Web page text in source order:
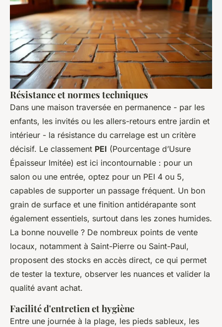
Résistance et normes techniques
Dans une maison traversée en permanence - par les
enfants, les invités ou les allers-retours entre jardin et
intérieur - la résistance du carrelage est un critère
décisif. Le classement PEI (Pourcentage d’Usure
Épaisseur Imitée) est ici incontournable : pour un
salon ou une entrée, optez pour un PEI 4 ou 5,
capables de supporter un passage fréquent. Un bon
grain de surface et une finition antidérapante sont
également essentiels, surtout dans les zones humides.
La bonne nouvelle ? De nombreux points de vente
locaux, notamment à Saint-Pierre ou Saint-Paul,
proposent des stocks en accès direct, ce qui permet
de tester la texture, observer les nuances et valider la
qualité avant achat.
Facilité d'entretien et hygiène
Entre une journée à la plage, les pieds sableux, les